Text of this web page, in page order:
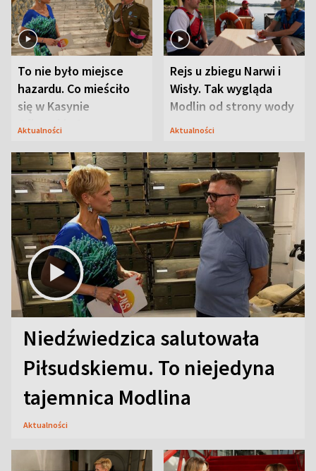
To nie było miejsce
hazardu. Co mieściło
się w Kasynie
Oficerskim?
Aktualności
Rejs u zbiegu Narwi i
Wisły. Tak wygląda
Modlin od strony wody
Aktualności
Niedźwiedzica salutowała
Piłsudskiemu. To niejedyna
tajemnica Modlina
Aktualności